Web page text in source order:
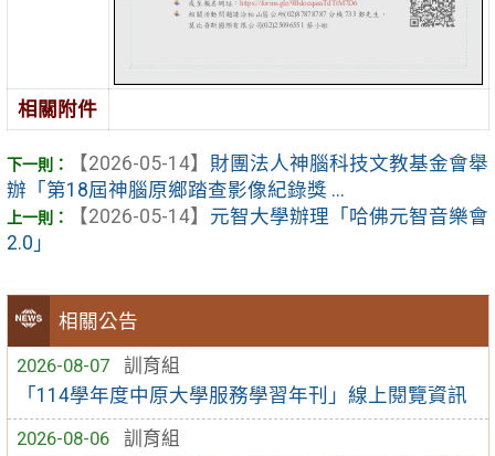
相關公告
2026-08-07
訓育組
「114學年度中原大學服務學習年刊」線上閱覽資訊
2026-08-06
訓育組
相關附件
【2026-05-14】 財團法人神腦科技文教基金會舉
辦「第18屆神腦原鄉踏查影像紀錄獎 ...
【2026-05-14】 元智大學辦理「哈佛元智音樂會
2.0」